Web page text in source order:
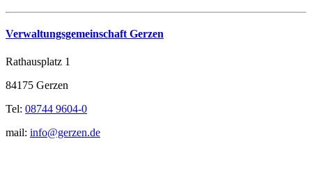
Verwaltungsgemeinschaft Gerzen
Rathausplatz 1
84175 Gerzen
Tel: 08744 9604-0
mail: info@gerzen.de